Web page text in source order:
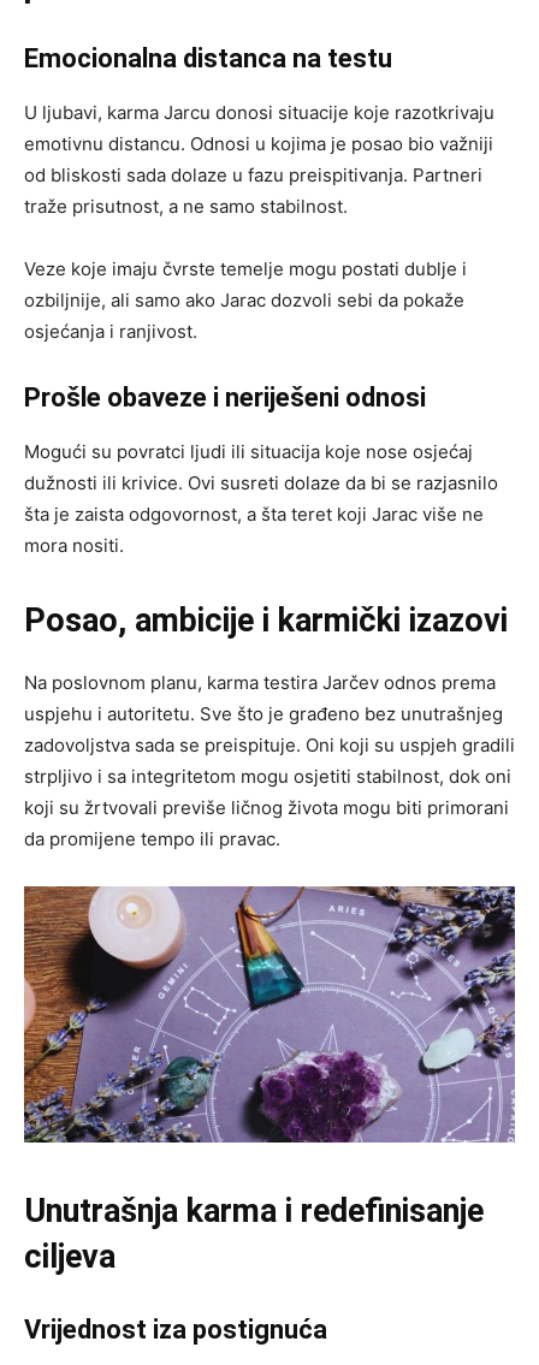
Emocionalna distanca na testu
U ljubavi, karma Jarcu donosi situacije koje razotkrivaju
emotivnu distancu. Odnosi u kojima je posao bio važniji
od bliskosti sada dolaze u fazu preispitivanja. Partneri
traže prisutnost, a ne samo stabilnost.
Veze koje imaju čvrste temelje mogu postati dublje i
ozbiljnije, ali samo ako Jarac dozvoli sebi da pokaže
osjećanja i ranjivost.
Prošle obaveze i neriješeni odnosi
Mogući su povratci ljudi ili situacija koje nose osjećaj
dužnosti ili krivice. Ovi susreti dolaze da bi se razjasnilo
šta je zaista odgovornost, a šta teret koji Jarac više ne
mora nositi.
Posao, ambicije i karmički izazovi
Na poslovnom planu, karma testira Jarčev odnos prema
uspjehu i autoritetu. Sve što je građeno bez unutrašnjeg
zadovoljstva sada se preispituje. Oni koji su uspjeh gradili
strpljivo i sa integritetom mogu osjetiti stabilnost, dok oni
koji su žrtvovali previše ličnog života mogu biti primorani
da promijene tempo ili pravac.
Unutrašnja karma i redefinisanje
ciljeva
Vrijednost iza postignuća